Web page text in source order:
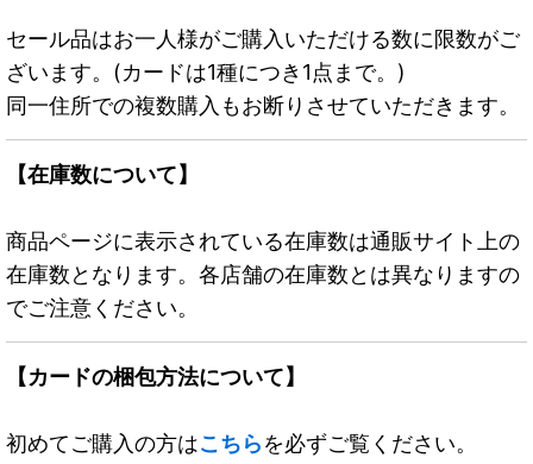
セール品はお一人様がご購入いただける数に限数がご
ざいます。(カードは1種につき1点まで。)
同一住所での複数購入もお断りさせていただきます。
【在庫数について】
商品ページに表示されている在庫数は通販サイト上の
在庫数となります。各店舗の在庫数とは異なりますの
でご注意ください。
【カードの梱包方法について】
初めてご購入の方はこちらを必ずご覧ください。